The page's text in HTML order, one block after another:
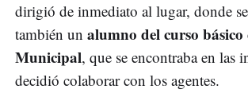
dirigió de inmediato al lugar, donde
también un alumno del curso básico
Municipal, que se encontraba en las
decidió colaborar con los agentes.